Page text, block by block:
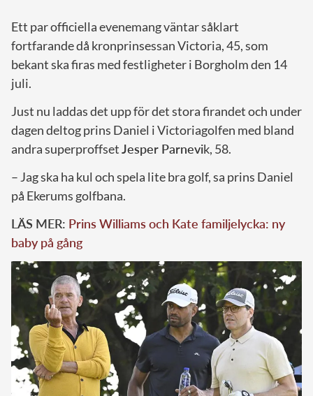
Ett par officiella evenemang väntar såklart
fortfarande då kronprinsessan Victoria, 45, som
bekant ska firas med festligheter i Borgholm den 14
juli.
Just nu laddas det upp för det stora firandet och under
dagen deltog prins Daniel i Victoriagolfen med bland
andra superproffsetJesper Parnevik, 58.
– Jag ska ha kul och spela lite bra golf, sa prins Daniel
på Ekerums golfbana.
LÄS MER: Prins Williams och Kate familjelycka: ny
baby på gång